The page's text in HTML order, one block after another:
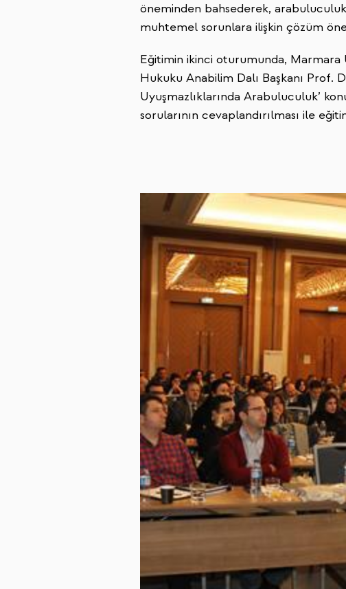
öneminden bahsederek,
muhtemel sorunlara ilişkin çözüm
Eğitimin ikinci oturumunda,
Hukuku Anabilim Dalı Başkanı Prof.
Uyuşmazlıklarında Arabuluculuk’
sorularının cevaplandırılması ile